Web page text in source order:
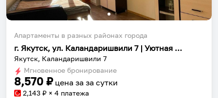
Апартаменты в разных районах города
г. Якутск, ул. Каландаришвили 7 | Уютная квартира посуточно | Самозаселение
Якутск, Каландаришвили 7
Мгновенное бронирование
8,570 ₽ цена за за сутки
2,143 ₽ × 4 платежа